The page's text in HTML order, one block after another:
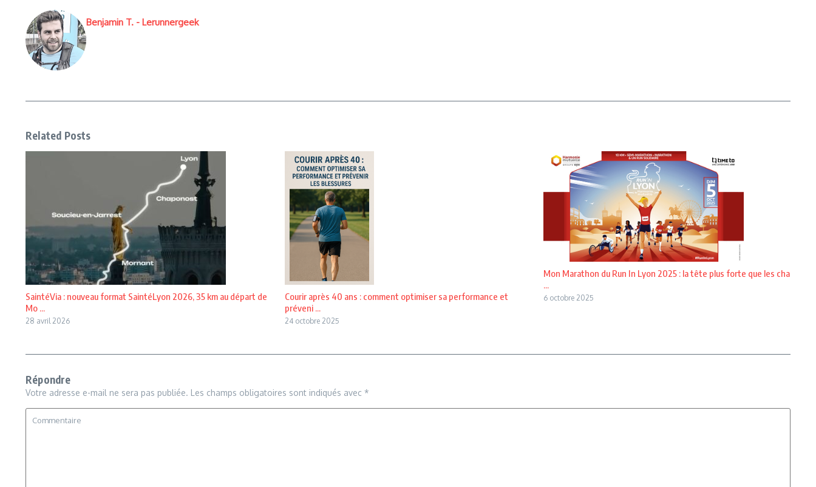
Benjamin T. - Lerunnergeek
Related Posts
SaintéVia : nouveau format SaintéLyon 2026, 35 km au départ de
Mo ...
28 avril 2026
Courir après 40 ans : comment optimiser sa performance et
préveni ...
24 octobre 2025
Mon Marathon du Run In Lyon 2025 : la tête plus forte que les cha
...
6 octobre 2025
Répondre
Votre adresse e-mail ne sera pas publiée. Les champs obligatoires sont indiqués avec *